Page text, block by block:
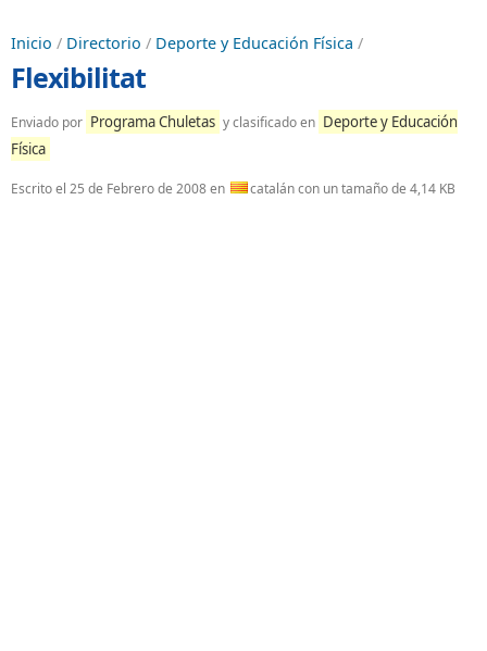
Inicio / Directorio / Deporte y Educación Física /
Flexibilitat
Enviado por Programa Chuletas y clasificado en Deporte y Educación
Física
Escrito el 25 de Febrero de 2008en catalán con un tamaño de 4,14 KB